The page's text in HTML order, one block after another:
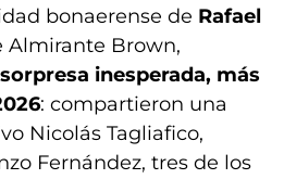
bonaerense de Rafael
Almirante Brown,
sorpresa inesperada, más
: compartieron una
Nicolás Tagliafico,
Fernández, tres de los